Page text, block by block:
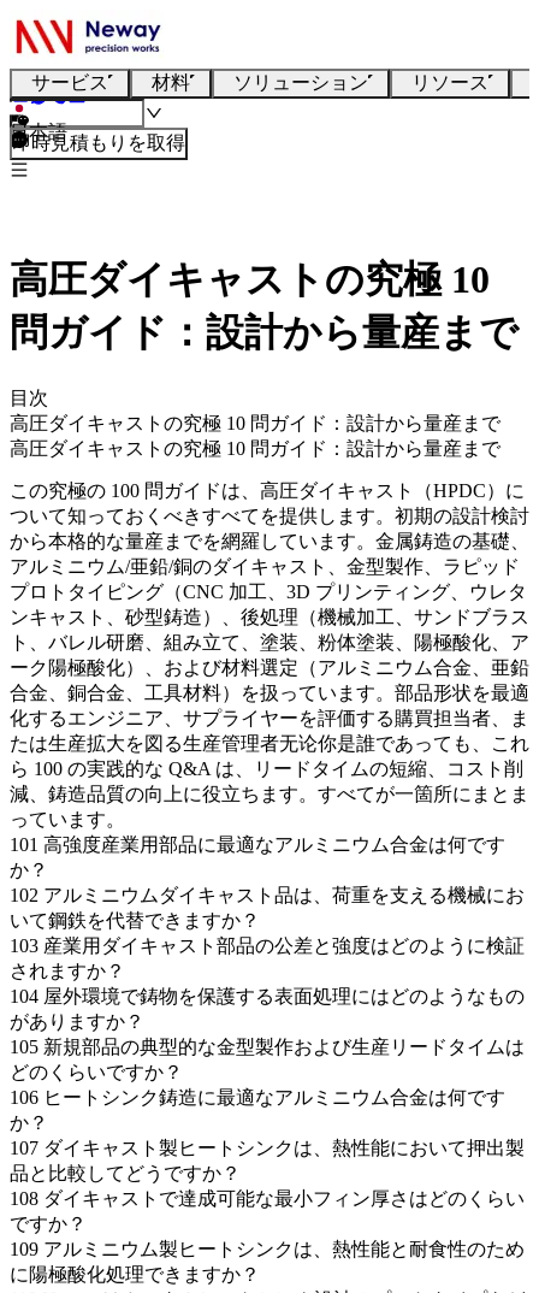
サービス 材料 ソリューション リソース
日本語
即時見積もりを取得
高圧ダイキャストの究極 10
問ガイド：設計から量産まで
目次
高圧ダイキャストの究極 10 問ガイド：設計から量産まで
高圧ダイキャストの究極 10 問ガイド：設計から量産まで
この究極の 100 問ガイドは、高圧ダイキャスト（HPDC）に
ついて知っておくべきすべてを提供します。初期の設計検討
から本格的な量産までを網羅しています。金属鋳造の基礎、
アルミニウム/亜鉛/銅のダイキャスト、金型製作、ラピッド
プロトタイピング（CNC 加工、3D プリンティング、ウレタ
ンキャスト、砂型鋳造）、後処理（機械加工、サンドブラス
ト、バレル研磨、組み立て、塗装、粉体塗装、陽極酸化、ア
ーク陽極酸化）、および材料選定（アルミニウム合金、亜鉛
合金、銅合金、工具材料）を扱っています。部品形状を最適
化するエンジニア、サプライヤーを評価する購買担当者、ま
たは生産拡大を図る生産管理者无论你是誰であっても、これ
ら 100 の実践的な Q&A は、リードタイムの短縮、コスト削
減、鋳造品質の向上に役立ちます。すべてが一箇所にまとま
っています。
101 高強度産業用部品に最適なアルミニウム合金は何です
か？
102 アルミニウムダイキャスト品は、荷重を支える機械にお
いて鋼鉄を代替できますか？
103 産業用ダイキャスト部品の公差と強度はどのように検証
されますか？
104 屋外環境で鋳物を保護する表面処理にはどのようなもの
がありますか？
105 新規部品の典型的な金型製作および生産リードタイムは
どのくらいですか？
106 ヒートシンク鋳造に最適なアルミニウム合金は何です
か？
107 ダイキャスト製ヒートシンクは、熱性能において押出製
品と比較してどうですか？
108 ダイキャストで達成可能な最小フィン厚さはどのくらい
ですか？
109 アルミニウム製ヒートシンクは、熱性能と耐食性のため
に陽極酸化処理できますか？